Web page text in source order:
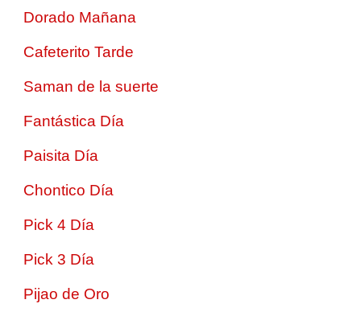
Dorado Mañana
Cafeterito Tarde
Saman de la suerte
Fantástica Día
Paisita Día
Chontico Día
Pick 4 Día
Pick 3 Día
Pijao de Oro